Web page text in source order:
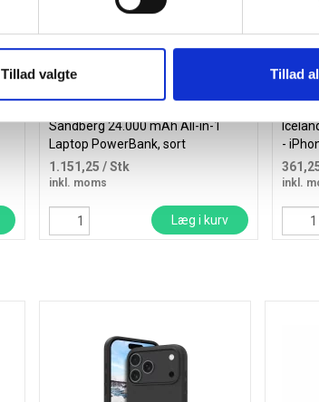
Tillad valgte Tillad
Sandberg 24.000 mAh All-in-1
Laptop PowerBank, sort
1.151,25 / Stk
inkl. moms
Læg i kurv
-
inkl.